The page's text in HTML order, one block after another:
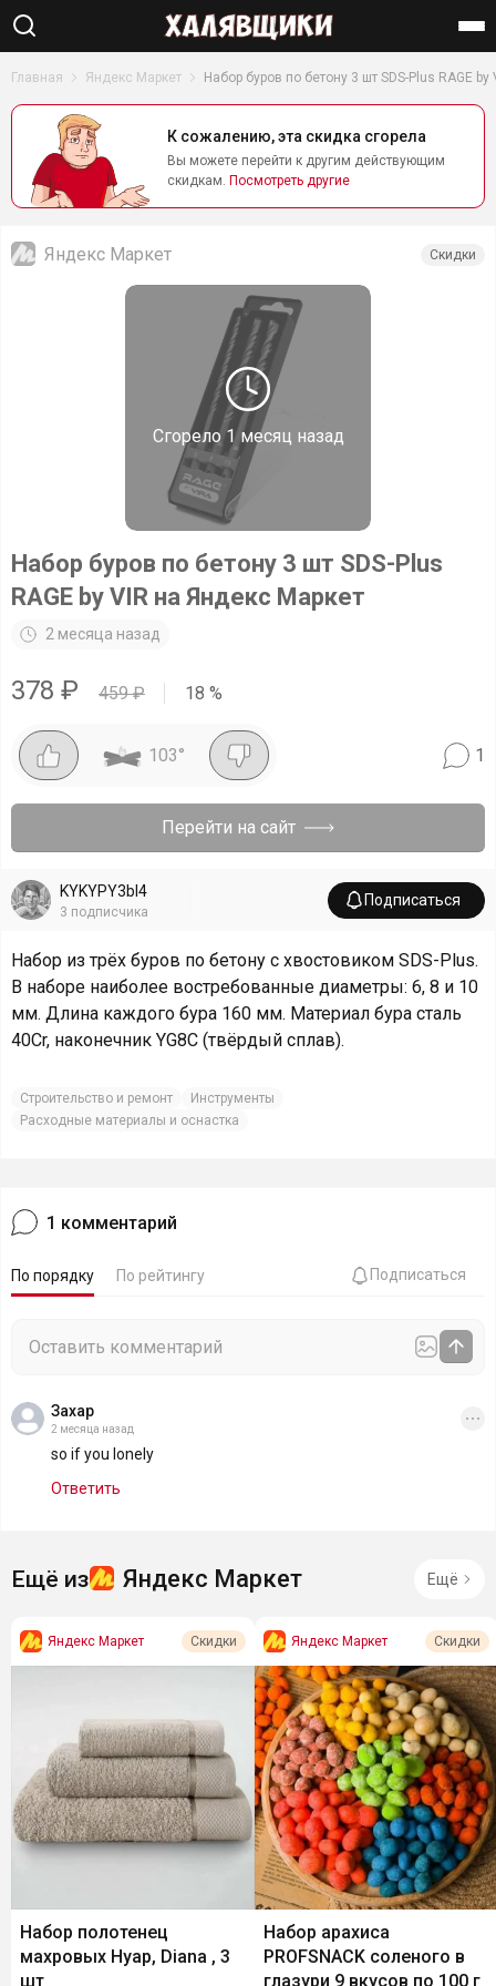
Найти
Главная Яндекс Маркет Набор буров по бетону 3 шт SDS-Plus RAGE by
К сожалению, эта скидка сгорела
Вы можете перейти к другим действующим
скидкам. Посмотреть другие
Сгорело1 месяц назад
Яндекс Маркет Скидки
Набор буров по бетону 3 шт SDS-Plus
RAGE by VIR на Яндекс Маркет
2 месяца назад
378 ₽ 459₽ 18 %
103° 1
Перейти на сайт
KYKYPY3bI4
3 подписчика
Подписаться
Набор из трёх буров по бетону с хвостовиком SDS-Plus.
В наборе наиболее востребованные диаметры: 6, 8 и 10
мм. Длина каждого бура 160 мм. Материал бура сталь
40Cr, наконечник YG8C (твёрдый сплав).
Строительство и ремонт
Инструменты
Расходные материалы и оснастка
1 комментарий
По порядку По рейтингу Подписаться
Захар
2 месяца назад
so if you lonely
Ответить
Ещё из Яндекс Маркет Ещё
Яндекс Маркет Скидки
Набор полотенец
махровых Нуар, Diana , 3
шт
Яндекс Маркет Скидки
Набор арахиса
PROFSNACK соленого в
глазури 9 вкусов по 100 г